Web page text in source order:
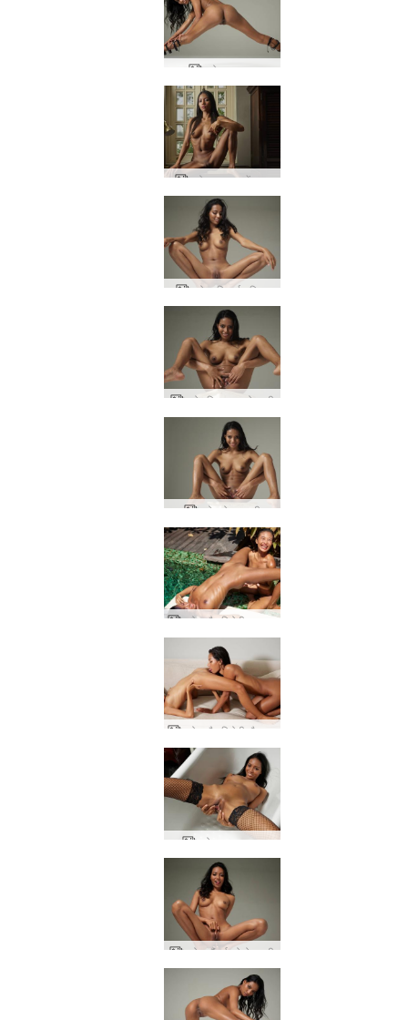
च्लोए जूता बुत
च्लोए अध्ययन में नग्न
च्लोए एशियाई गुड़िया
च्लोए खिलवाड़ को आदी
च्लोए बोल्ड ब्यूटी
च्लोए और हिरोमी आकर्षक प्रेमकाव्य
च्लोए सुख साधक
च्लोए सौंदर्य फोटोग्राफी